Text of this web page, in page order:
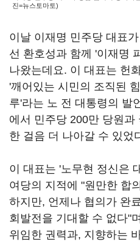
진=뉴스토마토)
이날 이재명 민주당 대표
선 환호성과 함께 '이재명
나왔는데요. 이 대표는 헌
'깨어있는 시민의 조직된
루'라는 노 전 대통령의 발
에서 민주당 200만 당원
한 걸음 더 나아갈 수 있었
이 대표는 '노무현 정신은
여당의 지적에 "원만한 합
하지만, 언제나 협의가 완
회발전을 기대할 수 없다"
위임한 권력과, 지향하는